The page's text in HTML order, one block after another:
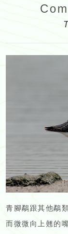
青腳鷸跟其他鷸
而微微向上翹的